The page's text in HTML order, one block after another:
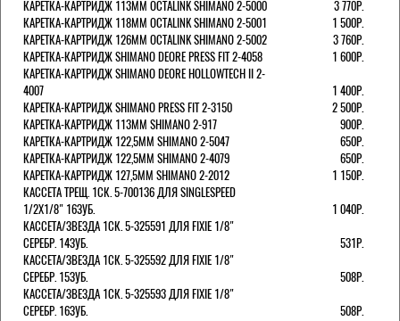
КАРЕТКА-КАРТРИДЖ 113ММ OCTALINK SHIMANO 2-5000
3 770Р.
КАРЕТКА-КАРТРИДЖ 118ММ OCTALINK SHIMANO 2-5001
1 500Р.
КАРЕТКА-КАРТРИДЖ 126ММ OCTALINK SHIMANO 2-5002
3 760Р.
КАРЕТКА-КАРТРИДЖ SHIMANO DEORE PRESS FIT 2-4058
1 600Р.
КАРЕТКА-КАРТРИДЖ SHIMANO DEORE HOLLOWTECH II 2-
4007
1 400Р.
КАРЕТКА-КАРТРИДЖ SHIMANO PRESS FIT 2-3150
2 500Р.
КАРЕТКА-КАРТРИДЖ 113ММ SHIMANO 2-917
900Р.
КАРЕТКА-КАРТРИДЖ 122,5ММ SHIMANO 2-5047
650Р.
КАРЕТКА-КАРТРИДЖ 122,5ММ SHIMANO 2-4079
650Р.
КАРЕТКА-КАРТРИДЖ 127,5ММ SHIMANO 2-2012
1 150Р.
КАССЕТА ТРЕЩ. 1СК. 5-700136 ДЛЯ SINGLESPEED
1/2X1/8" 16ЗУБ.
1 040Р.
КАССЕТА/ЗВЕЗДА 1СК. 5-325591 ДЛЯ FIXIE 1/8"
СЕРЕБР. 14ЗУБ.
531Р.
КАССЕТА/ЗВЕЗДА 1СК. 5-325592 ДЛЯ FIXIE 1/8"
СЕРЕБР. 15ЗУБ.
508Р.
КАССЕТА/ЗВЕЗДА 1СК. 5-325593 ДЛЯ FIXIE 1/8"
СЕРЕБР. 16ЗУБ.
508Р.